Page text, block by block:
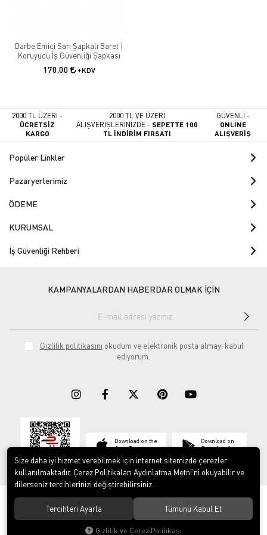
Darbe Emici Sarı Şapkalı Baret |
Koruyucu İş Güvenliği Şapkası
170,00 +KDV
2000 TL ÜZERİ -
ÜCRETSİZ
KARGO
2000 TL VE ÜZERİ
ALIŞVERİŞLERİNİZDE -SEPETTE 100
TL İNDİRİM FIRSATI
GÜVENLİ -
ONLINE
ALIŞVERİŞ
Popüler Linkler
Pazaryerlerimiz
ÖDEME
KURUMSAL
İş Güvenliği Rehberi
KAMPANYALARDAN HABERDAR OLMAK İÇİN
Gizlilik politikasını okudum ve elektronik posta almayı kabul
ediyorum.
Download on the
App Store
Download on
Google play
© 2023ERY İş Güvenliği Ekipmanları. Tüm hakları saklıdır.
Size daha iyi hizmet verebilmek için internet sitemizde çerezler
kullanılmaktadır. Çerez Politikaları Aydınlatma Metni’ni okuyabilir ve
dilerseniz tercihlerinizi değiştirebilirsiniz.
Tercihleri Ayarla Tümünü Kabul Et
Gizlilik ve Çerez Politikası